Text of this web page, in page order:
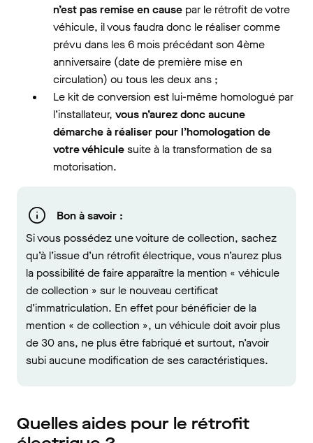
n’est pas remise en cause par le rétrofit de votre
véhicule, il vous faudra donc le réaliser comme
prévu dans les 6 mois précédant son 4ème
anniversaire (date de première mise en
circulation) ou tous les deux ans ;
Le kit de conversion est lui-même homologué par
l’installateur, vous n’aurez donc aucune
démarche à réaliser pour l’homologation de
votre véhiculesuite à la transformation de sa
motorisation.
Bon à savoir :
Si vous possédez une voiture de collection, sachez
qu’à l’issue d’un rétrofit électrique, vous n’aurez plus
la possibilité de faire apparaître la mention « véhicule
de collection » sur le nouveau certificat
d’immatriculation. En effet pour bénéficier de la
mention « de collection », un véhicule doit avoir plus
de 30 ans, ne plus être fabriqué et surtout, n’avoir
subi aucune modification de ses caractéristiques.
Quelles aides pour le rétrofit